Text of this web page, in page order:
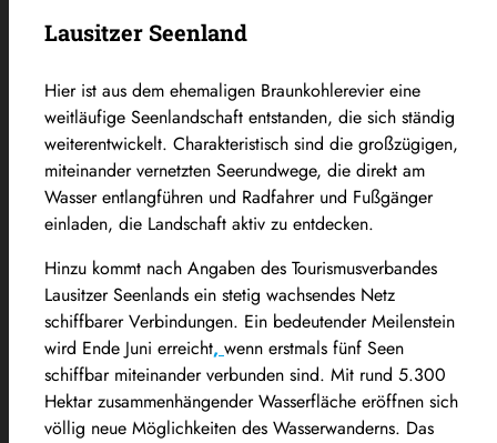
Lausitzer Seenland
Hier ist aus dem ehemaligen Braunkohlerevier eine
weitläufige Seenlandschaft entstanden, die sich ständig
weiterentwickelt. Charakteristisch sind die großzügigen,
miteinander vernetzten Seerundwege, die direkt am
Wasser entlangführen und Radfahrer und Fußgänger
einladen, die Landschaft aktiv zu entdecken.
Hinzu kommt nach Angaben des Tourismusverbandes
Lausitzer Seenlands ein stetig wachsendes Netz
schiffbarer Verbindungen. Ein bedeutender Meilenstein
wird Ende Juni erreicht, wenn erstmals fünf Seen
schiffbar miteinander verbunden sind. Mit rund 5.300
Hektar zusammenhängender Wasserfläche eröffnen sich
völlig neue Möglichkeiten des Wasserwanderns. Das